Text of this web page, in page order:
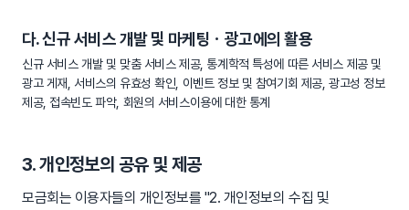
다. 신규 서비스 개발 및 마케팅ㆍ광고에의 활용
신규 서비스 개발 및 맞춤 서비스 제공, 통계학적 특성에 따른 서비스 제공 및
광고 게재, 서비스의 유효성 확인, 이벤트 정보 및 참여기회 제공, 광고성 정보
제공, 접속빈도 파악, 회원의 서비스이용에 대한 통계
3. 개인정보의 공유 및 제공
모금회는 이용자들의 개인정보를 "2. 개인정보의 수집 및